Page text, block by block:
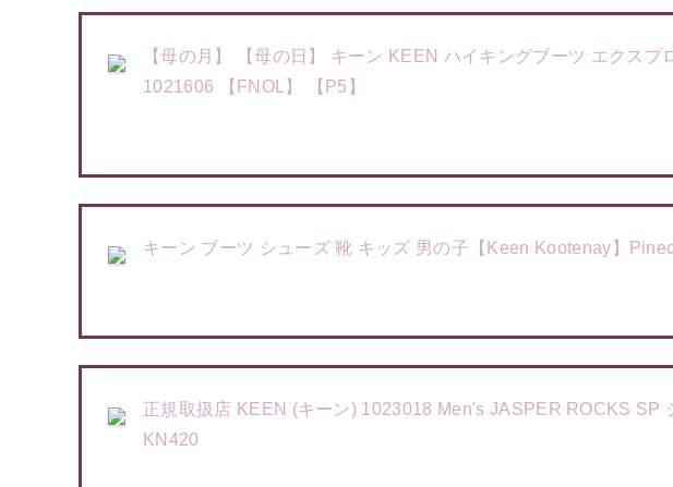
【母の月】 【母の日】 キーン KEEN ハイキングブーツ エクス
1021606 【FNOL】 【P5】
キーン ブーツ シューズ 靴 キッズ 男の子【Keen Kootenay】
正規取扱店 KEEN (キーン) 1023018 Men's JASPER ROCKS
KN420